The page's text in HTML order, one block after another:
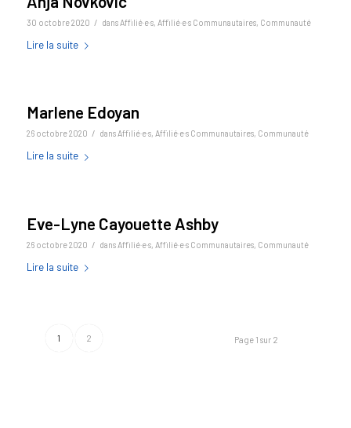
30 octobre 2020 / dans Affilié·e·s, Affilié·e·s Communautaires, Communauté
Lire la suite
Marlene Edoyan
26 octobre 2020 / dans Affilié·e·s, Affilié·e·s Communautaires, Communauté
Lire la suite
Eve-Lyne Cayouette Ashby
26 octobre 2020 / dans Affilié·e·s, Affilié·e·s Communautaires, Communauté
Lire la suite
Page 1 sur 2
1 2